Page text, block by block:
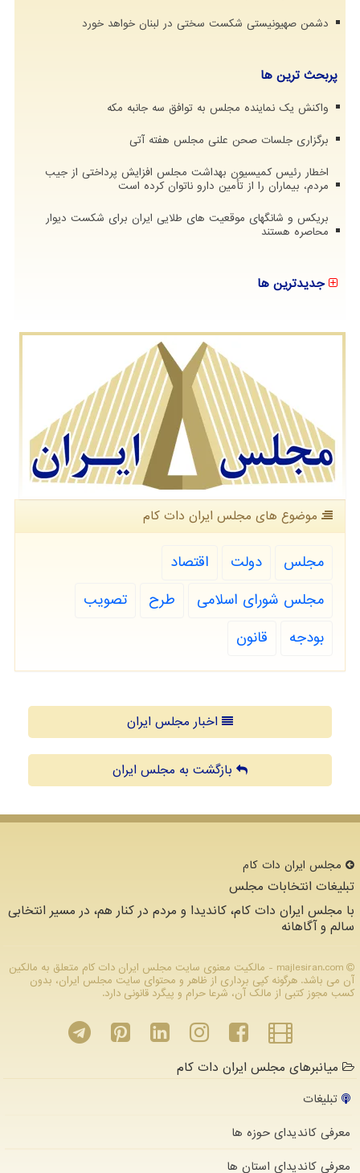
دشمن صهیونیستی شکست سختی در لبنان خواهد خورد
پربحث ترین ها
واکنش یک نماینده مجلس به توافق سه جانبه مکه
برگزاری جلسات صحن علنی مجلس هفته آتی
اخطار رئیس کمیسیون بهداشت مجلس افزایش پرداختی از جیب
مردم، بیماران را از تأمین دارو ناتوان کرده است
بریکس و شانگهای موقعیت های طلایی ایران برای شکست دیوار
محاصره هستند
جدیدترین ها
موضوع های مجلس ایران دات كام
مجلس دولت
اقتصاد
مجلس شورای اسلامی
طرح
تصویب
بودجه
قانون
اخبار مجلس ایران
بازگشت به مجلس ایران
مجلس ایران دات كام
تبلیغات انتخابات مجلس
با مجلس ایران دات کام، کاندیدا و مردم در کنار هم، در مسیر انتخابی
سالم و آگاهانه
majlesiran.com - مالکیت معنوی سایت مجلس ایران دات كام متعلق به مالکین
آن می باشد. هرگونه کپی برداری از ظاهر و محتوای سایت مجلس ایران، بدون
کسب مجوز کتبی از مالک آن، شرعا حرام و پیگرد قانونی دارد.
میانبرهای مجلس ایران دات کام
تبلیغات
معرفی کاندیدای حوزه ها
معرفی کاندیدای استان ها